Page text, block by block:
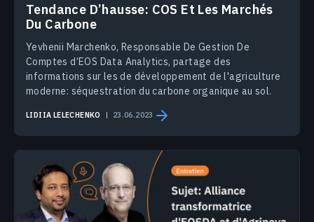
Tendance D’hausse: COS Et Les Marchés
Du Carbone
Yevhenii Marchenko, Responsable De Gestion De
Comptes d’EOS Data Analytics, partage des
informations sur les de développement de l'agriculture
moderne: séquestration du carbone organique au sol.
LIDIIA LELECHENKO 23.06.2023